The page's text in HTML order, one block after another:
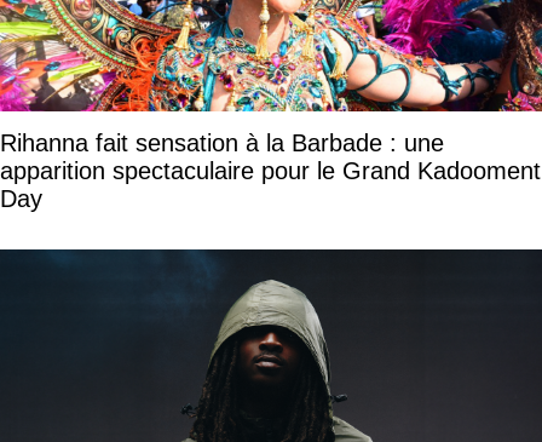
Rihanna fait sensation à la Barbade : une
apparition spectaculaire pour le Grand Kadooment
Day